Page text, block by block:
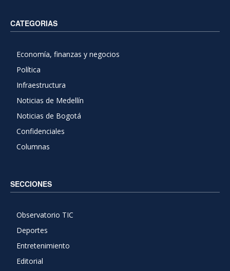
CATEGORIAS
Economía, finanzas y negocios
Política
Infraestructura
Noticias de Medellín
Noticias de Bogotá
Confidenciales
Columnas
SECCIONES
Observatorio TIC
Deportes
Entretenimiento
Editorial